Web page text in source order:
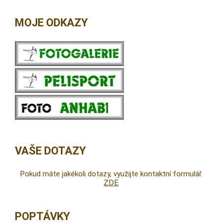
MOJE ODKAZY
VAŠE DOTAZY
Pokud máte jakékoli dotazy, využijte kontaktní formulář.
ZDE
POPTÁVKY